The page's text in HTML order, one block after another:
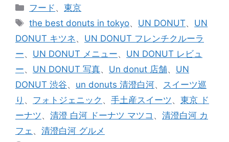
カ
テ
リ
ー
フード 、東京
タ
グ
the best donuts in tokyo、 UN DONUT、 UN
DONUT キツネ、 UN DONUT フレンチクルーラ
ー、 UN DONUT メニュー、 UN DONUT レビュ
ー、 UN DONUT 写真、 Un donut 店舗、 UN
DONUT 渋谷、 un donuts 清澄白河、 スイーツ巡
り 、 フォトジェニック 、 手土産スイーツ 、 東京 ド
ーナツ 、 清澄 白河 ドーナツ マツコ 、 清澄白河 カ
フェ 、 清澄白河 グルメ